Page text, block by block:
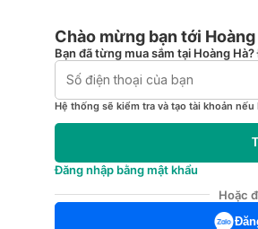
Chào mừng bạn tới
Bạn đã từng mua sắm tại Hoàng
Hệ thống sẽ kiểm tra và tạo tài khoản nếu
Đăng nhập bằng mật khẩu
Hoặc